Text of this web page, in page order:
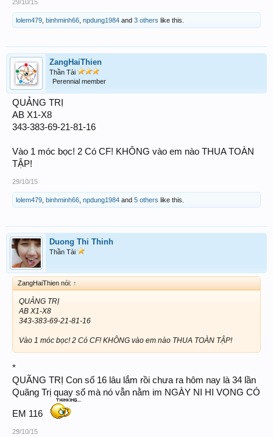
29/10/15
lolem479 binhminh66 npdung1984 and 3 others like this.
ZangHaiThien
Thần Tài
Perennial member
QUẢNG TRỊ
AB X1-X8
343-383-69-21-81-16
Vào 1 móc bọc! 2 Có CF! KHÔNG vào em nào THUA TOÀN
TẬP!
29/10/15
lolem479 binhminh66 npdung1984 and 5 others like this.
Duong Thi Thinh
Thần Tài
ZangHaiThien nói: ↑
QUẢNG TRỊ
AB X1-X8
343-383-69-21-81-16
Vào 1 móc bọc! 2 Có CF! KHÔNG vào em nào THUA TOÀN TẬP!
*
QUÃNG TRỊ Con số 16 lâu lắm rồi chưa ra hôm nay là 34 lần
Quãng Trị quay số mà nó vẫn nằm im NGÀY NI HI VỌNG CÓ
EM 116
29/10/15